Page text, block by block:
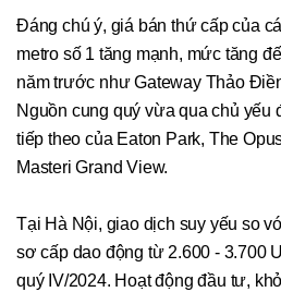
Đáng chú ý, giá bán thứ cấp của
metro số 1 tăng mạnh, mức tăng
năm trước như Gateway Thảo
Nguồn cung quý vừa qua chủ yếu
tiếp theo của Eaton Park, The
Masteri Grand View.
Tại Hà Nội, giao dịch suy yếu so
sơ cấp dao động từ 2.600 - 3.700
quý IV/2024. Hoạt động đầu tư,